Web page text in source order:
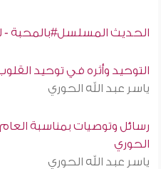
الحديث المسلسل#بالمحبة
التوحيد وأثره في توحيد
ياسر عبد الله الحوري
رسائل وتوصيات بمناسبة
الحوري
ياسر عبد الله الحوري